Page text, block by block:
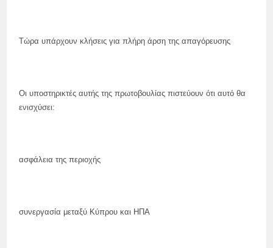
Τώρα υπάρχουν κλήσεις για πλήρη άρση της απαγόρευσης
Οι υποστηρικτές αυτής της πρωτοβουλίας πιστεύουν ότι αυτό θα
ενισχύσει:
ασφάλεια της περιοχής
συνεργασία μεταξύ Κύπρου και ΗΠΑ